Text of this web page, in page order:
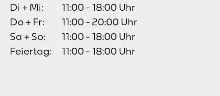
Di + Mi:
11:00 - 18:00 Uhr
Do + Fr:
11:00 - 20:00 Uhr
Sa + So:
11:00 - 18:00 Uhr
Feiertag:
11:00 - 18:00 Uhr